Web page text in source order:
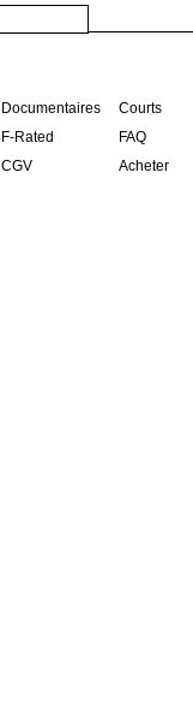
Documentaires Courts
F-Rated FAQ
CGV Acheter